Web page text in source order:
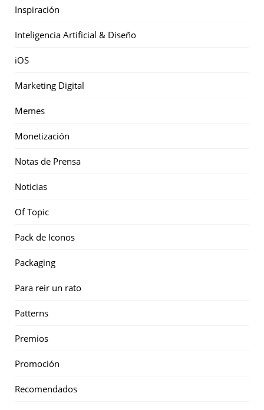
Inspiración
Inteligencia Artificial & Diseño
iOS
Marketing Digital
Memes
Monetización
Notas de Prensa
Noticias
Of Topic
Pack de Iconos
Packaging
Para reir un rato
Patterns
Premios
Promoción
Recomendados